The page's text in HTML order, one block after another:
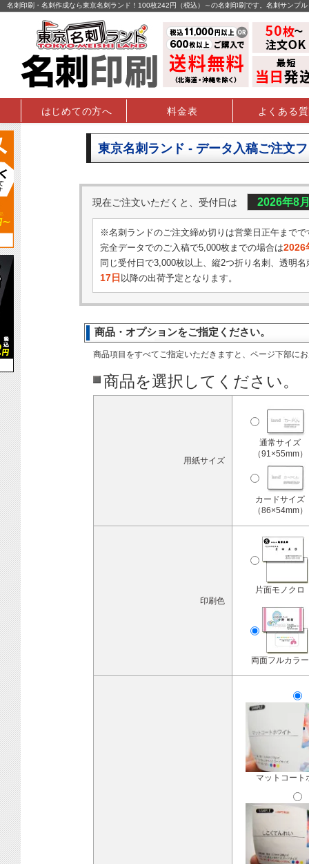
名刺印刷・名刺作成なら東京名刺ランド！100枚242円（税込）～の名刺印刷です。名刺サンプ
はじめての方へ 料金表 よくある
東京名刺ランド - データ入稿ご注文
現在ご注文いただくと、受付日は 2026年8
※名刺ランドのご注文締め切りは営業日正午までで
完全データでのご入稿で5,000枚までの場合は2026
同じ受付日で3,000枚以上、縦2つ折り名刺、透明名
17日 以降の出荷予定となります。
商品・オプションをご指定ください。
商品項目をすべてご指定いただきますと、ページ下部に
商品を選択してください。
用紙サイズ
通常サイズ
（91×55mm）
カードサイズ
（86×54mm）
印刷色
片面モノクロ
両面フルカラー
マットコート